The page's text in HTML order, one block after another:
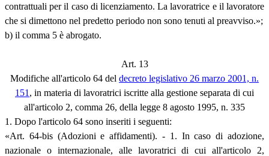
contrattuali per il caso di licenziamento. La lavoratrice e il lavoratore
che si dimettono nel predetto periodo non sono tenuti al preavviso.»;
b) il comma 5 è abrogato.
Art. 13
Modifiche all'articolo 64 del decreto legislativo 26 marzo 2001, n.
151 , in materia di lavoratrici iscritte alla gestione separata di cui
all'articolo 2, comma 26, della legge 8 agosto 1995, n. 335
1. Dopo l'articolo 64 sono inseriti i seguenti:
«Art. 64-bis (Adozioni e affidamenti). - 1. In caso di adozione,
nazionale o internazionale, alle lavoratrici di cui all'articolo 2,